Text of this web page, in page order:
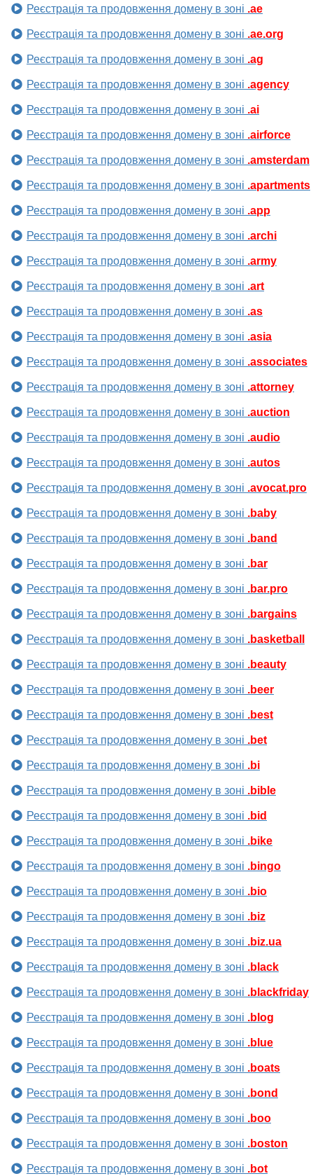
Реєстрація та продовження домену в зоні .ae
Реєстрація та продовження домену в зоні .ae.org
Реєстрація та продовження домену в зоні .ag
Реєстрація та продовження домену в зоні .agency
Реєстрація та продовження домену в зоні .ai
Реєстрація та продовження домену в зоні .airforce
Реєстрація та продовження домену в зоні .amsterdam
Реєстрація та продовження домену в зоні .apartments
Реєстрація та продовження домену в зоні .app
Реєстрація та продовження домену в зоні .archi
Реєстрація та продовження домену в зоні .army
Реєстрація та продовження домену в зоні .art
Реєстрація та продовження домену в зоні .as
Реєстрація та продовження домену в зоні .asia
Реєстрація та продовження домену в зоні .associates
Реєстрація та продовження домену в зоні .attorney
Реєстрація та продовження домену в зоні .auction
Реєстрація та продовження домену в зоні .audio
Реєстрація та продовження домену в зоні .autos
Реєстрація та продовження домену в зоні .avocat.pro
Реєстрація та продовження домену в зоні .baby
Реєстрація та продовження домену в зоні .band
Реєстрація та продовження домену в зоні .bar
Реєстрація та продовження домену в зоні .bar.pro
Реєстрація та продовження домену в зоні .bargains
Реєстрація та продовження домену в зоні .basketball
Реєстрація та продовження домену в зоні .beauty
Реєстрація та продовження домену в зоні .beer
Реєстрація та продовження домену в зоні .best
Реєстрація та продовження домену в зоні .bet
Реєстрація та продовження домену в зоні .bi
Реєстрація та продовження домену в зоні .bible
Реєстрація та продовження домену в зоні .bid
Реєстрація та продовження домену в зоні .bike
Реєстрація та продовження домену в зоні .bingo
Реєстрація та продовження домену в зоні .bio
Реєстрація та продовження домену в зоні .biz
Реєстрація та продовження домену в зоні .biz.ua
Реєстрація та продовження домену в зоні .black
Реєстрація та продовження домену в зоні .blackfriday
Реєстрація та продовження домену в зоні .blog
Реєстрація та продовження домену в зоні .blue
Реєстрація та продовження домену в зоні .boats
Реєстрація та продовження домену в зоні .bond
Реєстрація та продовження домену в зоні .boo
Реєстрація та продовження домену в зоні .boston
Реєстрація та продовження домену в зоні .bot